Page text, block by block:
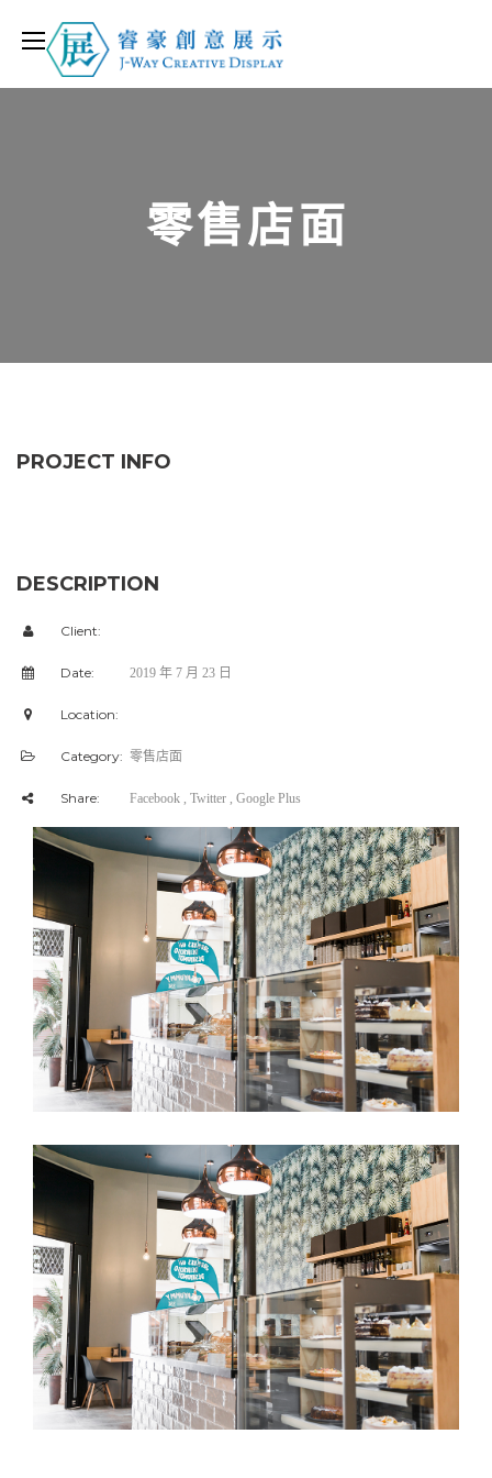
零售店面
PROJECT INFO
DESCRIPTION
Client:
Date: 2019 年 7 月 23 日
Location:
Category: 零售店面
Share: Facebook , Twitter , Google Plus